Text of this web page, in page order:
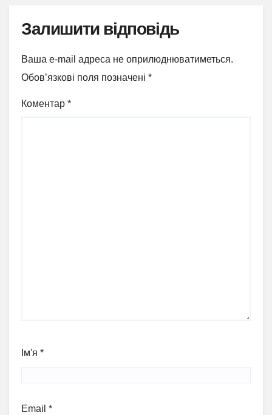
Залишити відповідь
Ваша e-mail адреса не оприлюднюватиметься.
Обов’язкові поля позначені *
Коментар *
Ім'я *
Email *